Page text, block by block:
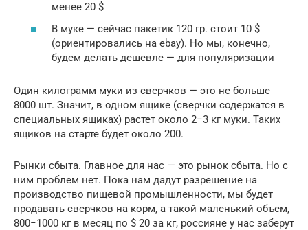
менее 20 $
В муке — сейчас пакетик 120 гр. стоит 10 $
(ориентировались на ebay). Но мы, конечно,
будем делать дешевле — для популяризации
Один килограмм муки из сверчков — это не больше
8000 шт. Значит, в одном ящике (сверчки содержатся в
специальных ящиках) растет около 2−3 кг муки. Таких
ящиков на старте будет около 200.
Рынки сбыта. Главное для нас — это рынок сбыта. Но с
ним проблем нет. Пока нам дадут разрешение на
производство пищевой промышленности, мы будет
продавать сверчков на корм, а такой маленький объем,
800−1000 кг в месяц по $ 20 за кг, россияне у нас заберут